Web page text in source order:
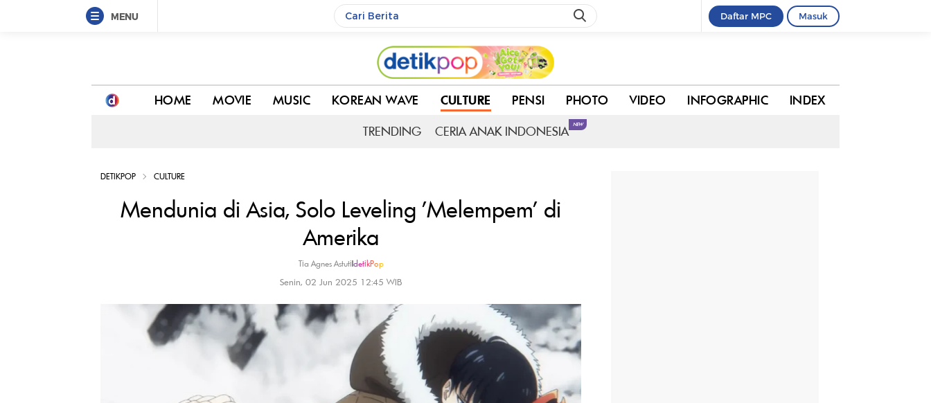
MENU Daftar MPC Masuk
HOME MOVIE MUSIC KOREAN WAVE CULTURE PENSI PHOTO VIDEO INFOGRAPHIC
INDEX
TRENDING
CERIA ANAK INDONESIA NEW
Mendunia di Asia, Solo Leveling 'Melempem' di Amerika 0 komentar BAGIKAN
DETIKPOP CULTURE
Mendunia di Asia, Solo Leveling 'Melempem' di
Amerika
Tia Agnes Astuti|detikPop
Senin, 02 Jun 2025 12:45 WIB